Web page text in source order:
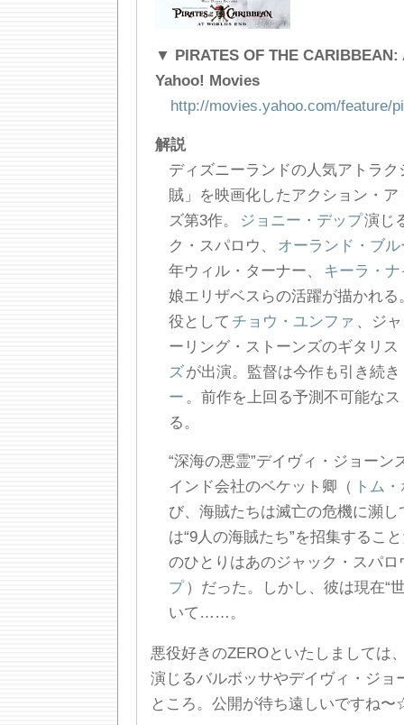
▼ PIRATES OF THE CARIBBEAN:
Yahoo! Movies
http://movies.yahoo.com/feature/
解説
ディズニーランドの人気アトラ
賊」を映画化したアクション・
ズ第3作。
ジョニー・デップ演じ
ク・スパロウ、
オーランド・ブル
年ウィル・ターナー、
キーラ・
娘エリザベスらの活躍が描かれ
役として チョウ・ユンファ 、ジ
ーリング・ストーンズのギタリス
ズが出演。監督は今作も引き続き
ー 。前作を上回る予測不可能な
る。
“深海の悪霊”デイヴィ・ジョーン
インド会社のベケット卿（ トム
び、海賊たちは滅亡の危機に瀕
は“9人の海賊たち”を招集するこ
のひとりはあのジャック・スパロ
プ ）だった。しかし、彼は現在“
いて……。
悪役好きのZEROといたしましては
演じるバルボッサやデイヴィ・ジョ
ところ。公開が待ち遠しいですね